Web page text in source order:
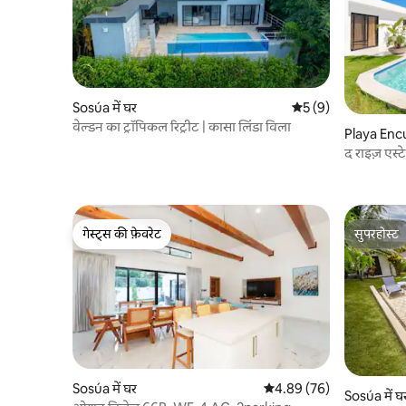
Sosúa में घर औसत रेटिंग 5 में से 5, 9
5 (9)
वेल्डन का ट्रॉपिकल रिट्रीट | कासा लिंडा विला
Playa
द राइज़
गेस्ट्स की फ़ेवरेट
गेस्ट्स की फ़ेवरेट
Sosúa में घर औसत रेटिंग 5 में से 4.89, 76
4.89 (76)
सुपरहोस्ट
सुपरहोस्ट
Sosúa में